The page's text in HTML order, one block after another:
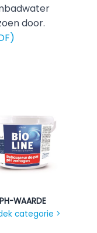
door.
PH-WAARDE
categorie >